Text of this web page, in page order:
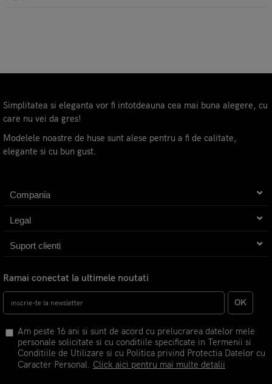
Simplitatea si eleganta vor fi intotdeauna cea mai buna alegere, cu
care nu vei da gres!
Modelele noastre de huse sunt alese pentru a fi de calitate,
elegante si cu bun gust.
Compania
Legal
Suport clienti
Ramai conectat la ultimele noutati
OK
Am peste 16 ani si sunt de acord cu prelucrarea datelor mele
personale solicitate si cu conditiile specificate in Termenii si
Conditiile de Utilizare si cu Politica privind Protectia Datelor cu
Caracter Personal. Click aici pentru mai multe detalii